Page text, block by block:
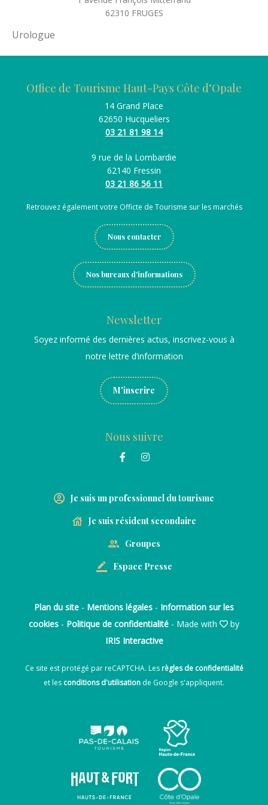
62310 FRUGES
Urologue
Office de Tourisme Haut-Pays Côte d’Opale
14 Grand Place
62650 Hucqueliers
03 21 81 98 14
9 rue de la Lombardie
62140 Fressin
03 21 86 56 11
Retrouvez également votre Officte de Tourisme sur les marchés
Nous contacter
Nos bureaux d'informations
Newsletter
Soyez informé des dernières actus, inscrivez-vous à
notre lettre d’information
M'inscrire
Nous suivre
Je suis un professionnel du tourisme
Je suis résident secondaire
Groupes
Espace Presse
Plan du site - Mentions légales - Information sur les
cookies - Politique de confidentialité - Made with
by
IRIS Interactive
Ce site est protégé par reCAPTCHA. Lesrègles de confidentialité
et les conditions d'utilisation de Google s'appliquent.